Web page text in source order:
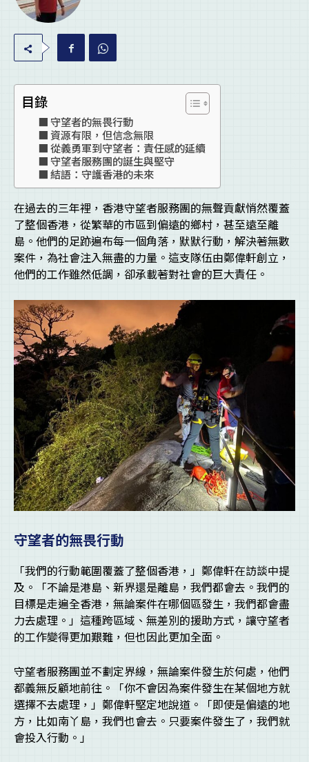
目錄
守望者的無畏行動
資源有限，但信念無限
從義勇軍到守望者：責任感的延續
守望者服務團的誕生與堅守
結語：守護香港的未來
在過去的三年裡，香港守望者服務團的無聲貢獻悄然覆蓋
了整個香港，從繁華的市區到偏遠的鄉村，甚至遠至離
島。他們的足跡遍布每一個角落，默默行動，解決著無數
案件，為社會注入無盡的力量。這支隊伍由鄭偉軒創立，
他們的工作雖然低調，卻承載著對社會的巨大責任。
守望者的無畏行動
「我們的行動範圍覆蓋了整個香港，」鄭偉軒在訪談中提
及。「不論是港島、新界還是離島，我們都會去。我們的
目標是走遍全香港，無論案件在哪個區發生，我們都會盡
力去處理。」這種跨區域、無差別的援助方式，讓守望者
的工作變得更加艱難，但也因此更加全面。
守望者服務團並不劃定界線，無論案件發生於何處，他們
都義無反顧地前往。「你不會因為案件發生在某個地方就
選擇不去處理，」鄭偉軒堅定地說道。「即使是偏遠的地
方，比如南丫島，我們也會去。只要案件發生了，我們就
會投入行動。」